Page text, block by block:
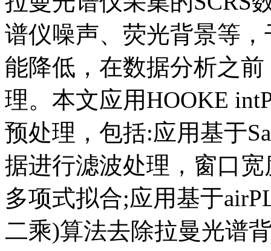
谱仪噪声、荧光背景等
能降低，在数据分析之
理。本文应用HOOKE
预处理，包括:应用基于
据进行滤波处理，窗口
多项式拟合;应用基于
二乘)算法去除拉曼光谱